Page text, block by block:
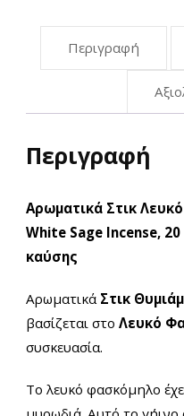
Περιγραφή
Περιγραφή
Αρωματικά Στικ
White Sage Incense,
καύσης
Αρωματικά Στικ
βασίζεται στο Λευκό
συσκευασία.
Το λευκό φασκόμηλο